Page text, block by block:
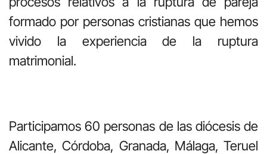
formado por personas cristianas que hemos
vivido la experiencia de la ruptura
matrimonial.
Participamos 60 personas de las diócesis de
Alicante, Córdoba, Granada, Málaga, Teruel